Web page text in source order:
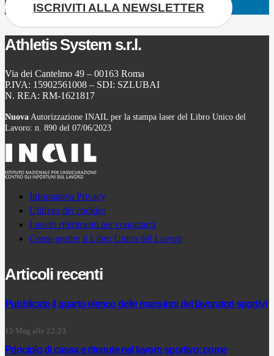
ISCRIVITI ALLA NEWSLETTER
Athletis System s.r.l.
Via dei Cantelmo 49 – 00163 Roma
P.IVA: 15902561008 – SDI: SZLUBAI
N. REA: RM-1621817
Nuova Autorizzazione INAIL per la stampa laser del Libro Unico del
Lavoro: n. 890 del 07/06/2023
Informativa Privacy
Utilizzo dei cookies
I nostri riferimenti per contattarci
Come gestire il Libro Unico del Lavoro
Articoli recenti
Pubblicato il quarto elenco delle mansioni dei lavoratori sportivi
15 Mag alle 22:23
Principio di cassa e ritenute nel lavoro sportivo: come